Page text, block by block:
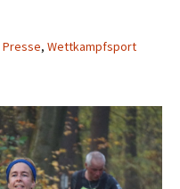
Presse, Wettkampfsport